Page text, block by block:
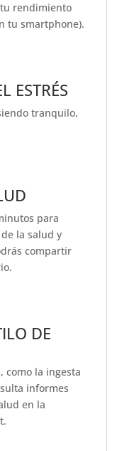
rendimiento
tu smartphone).
ESTRÉS
tranquilo,
para
la salud y
compartir
DE
como la ingesta
informes
en la